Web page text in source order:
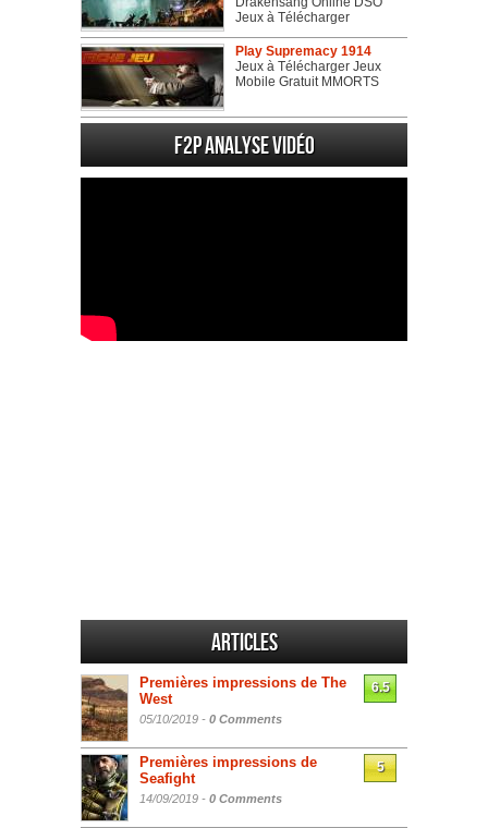
Jeux à Télécharger
Play Supremacy 1914
Jeux à Télécharger Jeux
Mobile Gratuit MMORTS
F2P Analyse vidéo
Articles
Premières impressions de The
West
05/10/2019 - 0 Comments
6.5
Premières impressions de
Seafight
14/09/2019 - 0 Comments
5